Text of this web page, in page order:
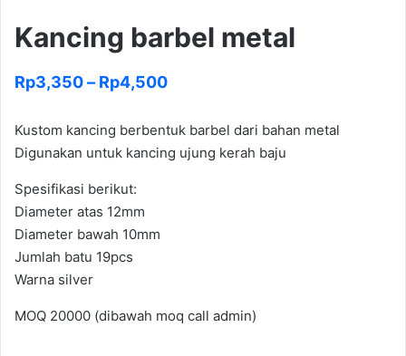
Kancing barbel metal
Rp3,350– Rp4,500Rentang
Rp3,350
hingga
Kustom kancing berbentuk barbel dari bahan metal
Digunakan untuk kancing ujung kerah baju
Spesifikasi berikut:
Diameter atas 12mm
Diameter bawah 10mm
Jumlah batu 19pcs
Warna silver
MOQ 20000 (dibawah moq call admin)